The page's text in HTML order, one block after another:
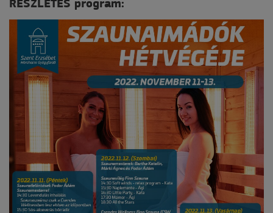
RÉSZLETES program: